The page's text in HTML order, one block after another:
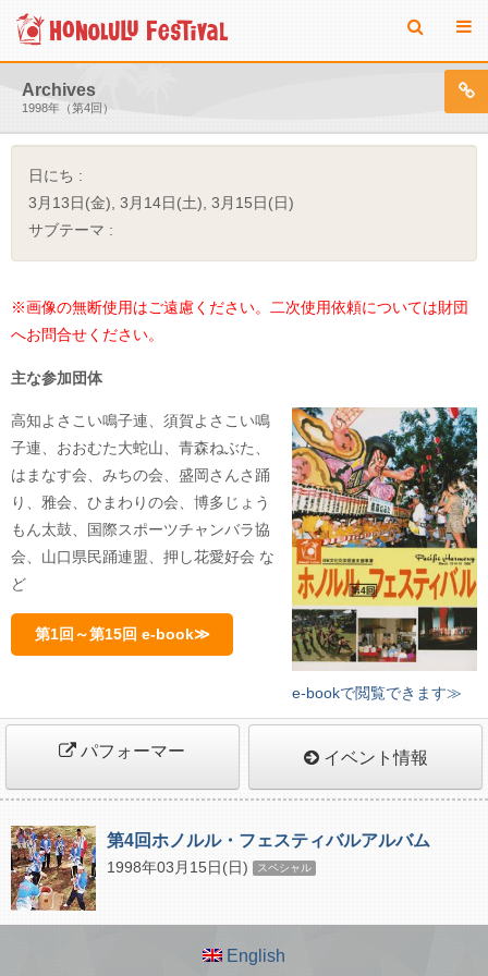
Archives
1998年（第4回）
日にち :
3月13日(金), 3月14日(土), 3月15日(日)
サブテーマ :
※画像の無断使用はご遠慮ください。二次使用依頼については財団
へお問合せください。
主な参加団体
e-bookで閲覧できます≫
高知よさこい鳴子連、須賀よさこい鳴
子連、おおむた大蛇山、青森ねぶた、
はまなす会、みちの会、盛岡さんさ踊
り、雅会、ひまわりの会、博多じょう
もん太鼓、国際スポーツチャンバラ協
会、山口県民踊連盟、押し花愛好会 な
ど
第1回～第15回 e-book≫
パフォーマー イベント情報
第4回ホノルル・フェスティバルアルバム
1998年03月15日(日) スペシャル
English